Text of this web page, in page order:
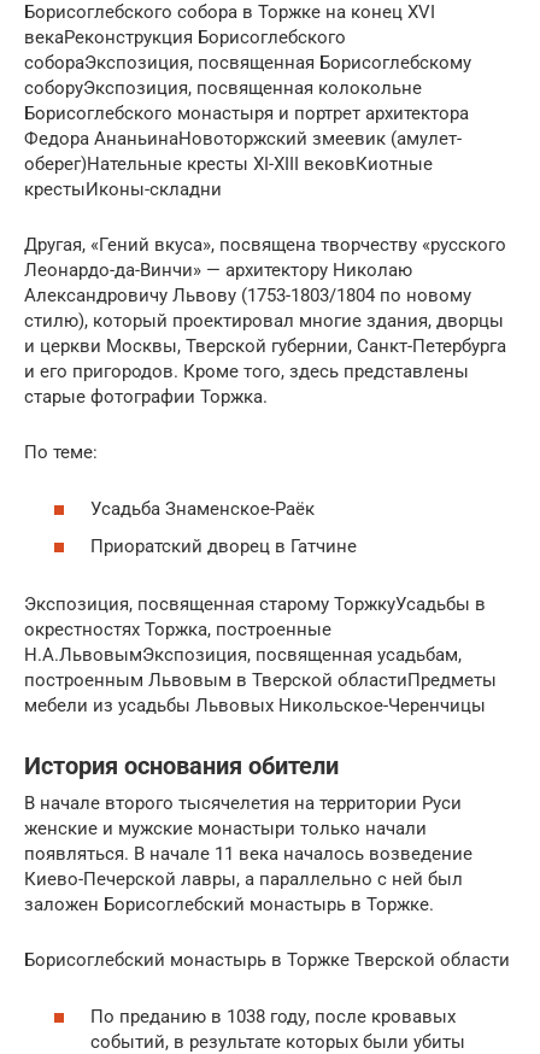
Борисоглебского собора в Торжке на конец XVI
векаРеконструкция Борисоглебского
собораЭкспозиция, посвященная Борисоглебскому
соборуЭкспозиция, посвященная колокольне
Борисоглебского монастыря и портрет архитектора
Федора АнаньинаНовоторжский змеевик (амулет-
оберег)Нательные кресты XI-XIII вековКиотные
крестыИконы-складни
Другая, «Гений вкуса», посвящена творчеству «русского
Леонардо-да-Винчи» — архитектору Николаю
Александровичу Львову (1753-1803/1804 по новому
стилю), который проектировал многие здания, дворцы
и церкви Москвы, Тверской губернии, Санкт-Петербурга
и его пригородов. Кроме того, здесь представлены
старые фотографии Торжка.
По теме:
Усадьба Знаменское-Раёк
Приоратский дворец в Гатчине
Экспозиция, посвященная старому ТоржкуУсадьбы в
окрестностях Торжка, построенные
Н.А.ЛьвовымЭкспозиция, посвященная усадьбам,
построенным Львовым в Тверской областиПредметы
мебели из усадьбы Львовых Никольское-Черенчицы
История основания обители
В начале второго тысячелетия на территории Руси
женские и мужские монастыри только начали
появляться. В начале 11 века началось возведение
Киево-Печерской лавры, а параллельно с ней был
заложен Борисоглебский монастырь в Торжке.
Борисоглебский монастырь в Торжке Тверской области
По преданию в 1038 году, после кровавых
событий, в результате которых были убиты